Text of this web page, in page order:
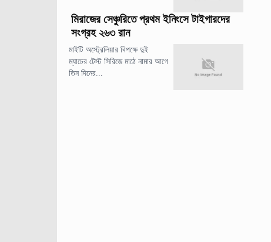
মিরাজের সেঞ্চুরিতে প্রথম ইনিংসে টাইগারদের
সংগ্রহ ২৬৩ রান
মাইটি অস্ট্রেলিয়ার বিপক্ষে দুই
ম্যাচের টেস্ট সিরিজে মাঠে নামার আগে
তিন দিনের...